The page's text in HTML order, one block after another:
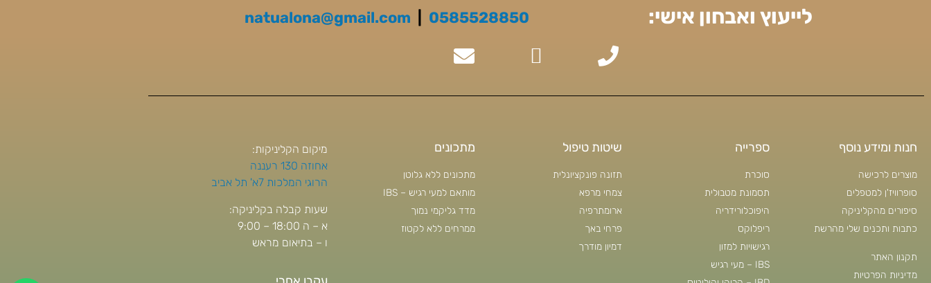
לייעוץ ואבחון אישי: natualona@gmail.com 0585528850
חנות ומידע נוסף
מוצרים לרכישה
סופרוויז'ן למטפלים
סיפורים מהקליניקה
כתבות ותכנים שלי מהרשת
תקנון האתר
מדיניות הפרטיות
ספרייה
סוכרת
תסמונת מטבולית
היפוכלורידריה
ריפלוקס
רגישויות למזון
IBS – מעי רגיש
שיטות טיפול
תזונה פונקציונלית
צמחי מרפא
ארומתרפיה
פרחי באך
דמיון מודרך
מתכונים
מתכונים ללא גלוטן
מותאם למעי רגיש – IBS
מדד גליקמי נמוך
ממרחים ללא לקטוז
מיקום הקליניקות:
אחוזה 130 רעננה
הרוגי המלכות 7א' תל אביב
שעות קבלה בקליניקה:
א – ה 18:00 – 9:00
ו – בתיאום מראש